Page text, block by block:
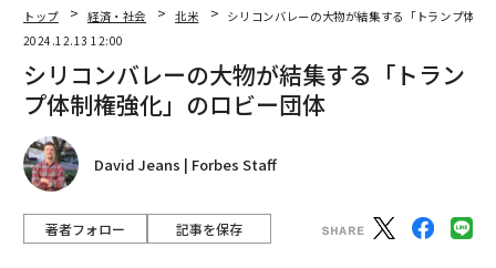
トップ 経済・社会 北米
シリコンバレーの大物が結集する「トランプ体制
2024.12.13 12:00
シリコンバレーの大物が結集する「トラン
プ体制権強化」のロビー団体
David Jeans | Forbes Staff
著者フォロー 記事を保存